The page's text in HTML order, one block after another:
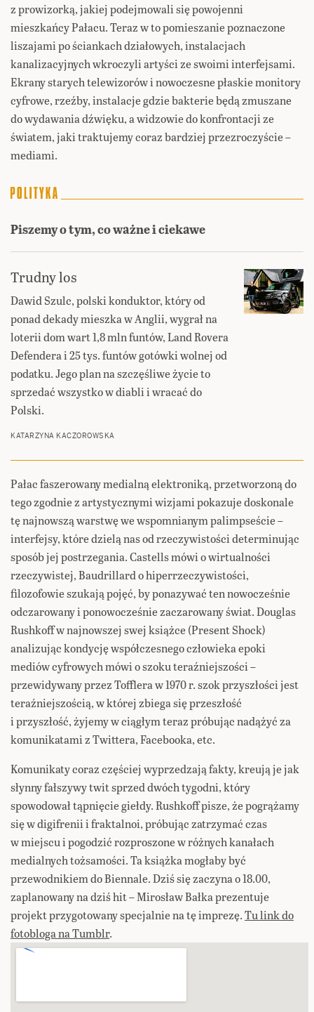
z prowizorką, jakiej podejmowali się powojenni
mieszkańcy Pałacu. Teraz w to pomieszanie poznaczone
liszajami po ściankach działowych, instalacjach
kanalizacyjnych wkroczyli artyści ze swoimi interfejsami.
Ekrany starych telewizorów i nowoczesne płaskie monitory
cyfrowe, rzeźby, instalacje gdzie bakterie będą zmuszane
do wydawania dźwięku, a widzowie do konfrontacji ze
światem, jaki traktujemy coraz bardziej przezroczyście –
mediami.
Piszemy o tym, co ważne i ciekawe
Trudny los
Dawid Szulc, polski konduktor, który od
ponad dekady mieszka w Anglii, wygrał na
loterii dom wart 1,8 mln funtów, Land Rovera
Defendera i 25 tys. funtów gotówki wolnej od
podatku. Jego plan na szczęśliwe życie to
sprzedać wszystko w diabli i wracać do
Polski.
KATARZYNA KACZOROWSKA
Pałac faszerowany medialną elektroniką, przetworzoną do
tego zgodnie z artystycznymi wizjami pokazuje doskonale
tę najnowszą warstwę we wspomnianym palimpseście –
interfejsy, które dzielą nas od rzeczywistości determinując
sposób jej postrzegania. Castells mówi o wirtualności
rzeczywistej, Baudrillard o hiperrzeczywistości,
filozofowie szukają pojęć, by ponazywać ten nowocześnie
odczarowany i ponowocześnie zaczarowany świat. Douglas
Rushkoff w najnowszej swej książce (Present Shock)
analizując kondycję współczesnego człowieka epoki
mediów cyfrowych mówi o szoku teraźniejszości –
przewidywany przez Tofflera w 1970 r. szok przyszłości jest
teraźniejszością, w której zbiega się przeszłość
i przyszłość, żyjemy w ciągłym teraz próbując nadążyć za
komunikatami z Twittera, Facebooka, etc.
Komunikaty coraz częściej wyprzedzają fakty, kreują je jak
słynny fałszywy twit sprzed dwóch tygodni, który
spowodował tąpnięcie giełdy. Rushkoff pisze, że pogrążamy
się w digifrenii i fraktalnoi, próbując zatrzymać czas
w miejscu i pogodzić rozproszone w różnych kanałach
medialnych tożsamości. Ta książka mogłaby być
przewodnikiem do Biennale. Dziś się zaczyna o 18.00,
zaplanowany na dziś hit – Mirosław Bałka prezentuje
projekt przygotowany specjalnie na tę imprezę.Tu link do
fotobloga na Tumblr.